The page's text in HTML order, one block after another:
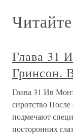
Глава 31
Гринсон.
Глава 31 Ив
сиротство
подмечают
посторонних